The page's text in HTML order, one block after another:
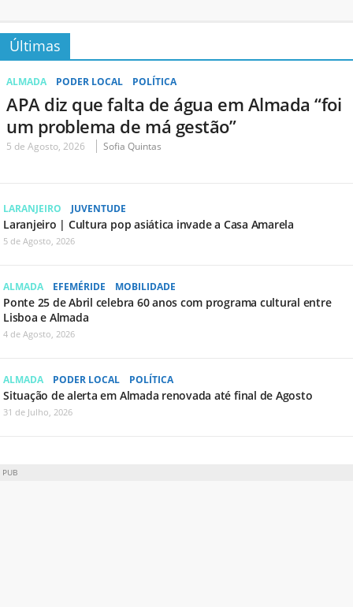
Últimas
ALMADA PODER LOCAL POLÍTICA
APA diz que falta de água em Almada “foi
um problema de má gestão”
5 de Agosto, 2026 Sofia Quintas
LARANJEIRO JUVENTUDE
Laranjeiro | Cultura pop asiática invade a Casa Amarela
5 de Agosto, 2026
ALMADA EFEMÉRIDE MOBILIDADE
Ponte 25 de Abril celebra 60 anos com programa cultural entre
Lisboa e Almada
4 de Agosto, 2026
ALMADA PODER LOCAL POLÍTICA
Situação de alerta em Almada renovada até final de Agosto
31 de Julho, 2026
PUB